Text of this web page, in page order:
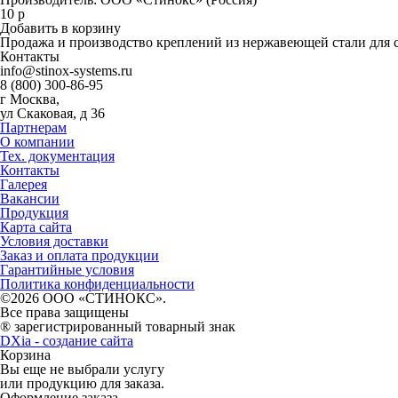
10 р
Добавить в корзину
Продажа и производство креплений из нержавеющей стали для
Контакты
info@stinox-systems.ru
8 (800) 300-86-95
г Москва,
ул Скаковая, д 36
Партнерам
О компании
Тех. документация
Контакты
Галерея
Вакансии
Продукция
Карта сайта
Условия доставки
Заказ и оплата продукции
Гарантийные условия
Политика конфиденциальности
©2026 ООО «СТИНОКС».
Все права защищены
® зарегистрированный товарный знак
DXia - создание сайта
Корзина
Вы еще не выбрали услугу
или продукцию для заказа.